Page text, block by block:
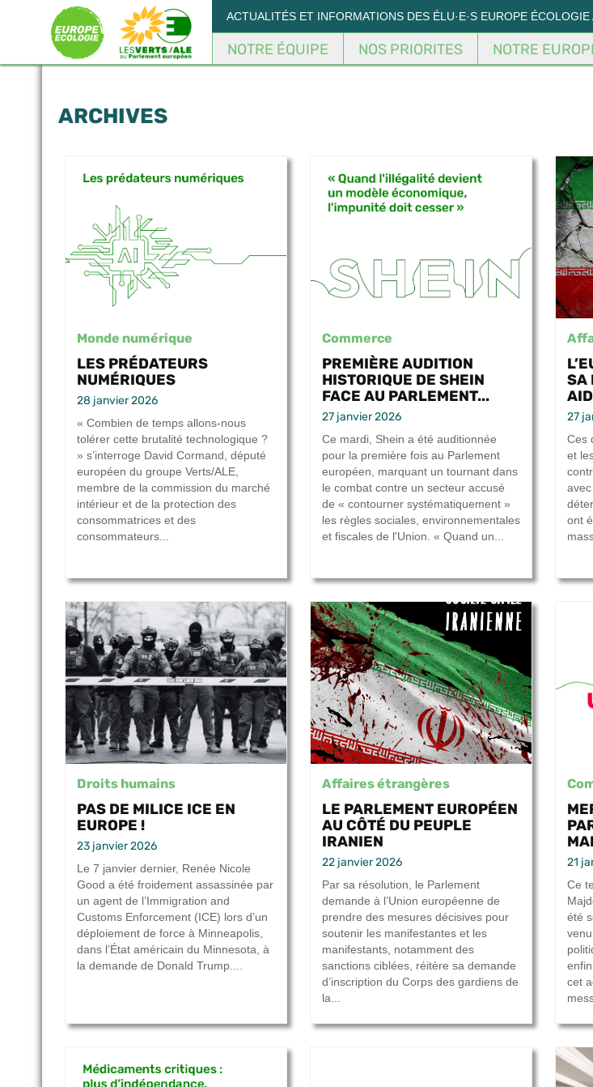
ACTUALITÉS ET INFORMATIONS DES ÉLU·E·S EUROPE
NOTRE ÉQUIPE NOS PRIORITES NOTRE
ARCHIVES
Monde numérique
LES PRÉDATEURS
NUMÉRIQUES
28 janvier 2026
« Combien de temps allons-nous
tolérer cette brutalité technologique ?
» s’interroge David Cormand, député
européen du groupe Verts/ALE,
membre de la commission du marché
intérieur et de la protection des
consommatrices et des
consommateurs...
Commerce
PREMIÈRE AUDITION
HISTORIQUE DE SHEIN
FACE AU PARLEMENT...
27 janvier 2026
Ce mardi, Shein a été auditionnée
pour la première fois au Parlement
européen, marquant un tournant dans
le combat contre un secteur accusé
de « contourner systématiquement »
les règles sociales, environnementales
et fiscales de l'Union. « Quand un...
SA
27
Ces
et
ont
Droits humains
PAS DE MILICE ICE EN
EUROPE !
23 janvier 2026
Le 7 janvier dernier, Renée Nicole
Good a été froidement assassinée par
un agent de l’Immigration and
Customs Enforcement (ICE) lors d’un
déploiement de force à Minneapolis,
dans l’État américain du Minnesota, à
la demande de Donald Trump....
Affaires étrangères
LE PARLEMENT EUROPÉEN
AU CÔTÉ DU PEUPLE
IRANIEN
22 janvier 2026
Par sa résolution, le Parlement
demande à l’Union européenne de
prendre des mesures décisives pour
soutenir les manifestantes et les
manifestants, notamment des
sanctions ciblées, réitère sa demande
d’inscription du Corps des gardiens de
la...
21
Ce
été
cet
Panneau de gestion des cookies